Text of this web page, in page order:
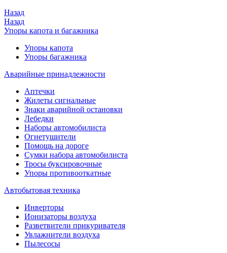
Назад
Назад
Упоры капота и багажника
Упоры капота
Упоры багажника
Аварийные принадлежности
Аптечки
Жилеты сигнальные
Знаки аварийной остановки
Лебедки
Наборы автомобилиста
Огнетушители
Помощь на дороге
Сумки набора автомобилиста
Тросы буксировочные
Упоры противооткатные
Автобытовая техника
Инверторы
Ионизаторы воздуха
Разветвители прикуривателя
Увлажнители воздуха
Пылесосы